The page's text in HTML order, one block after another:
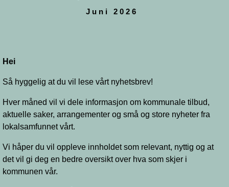
Juni 2026
Hei
Så hyggelig at du vil lese vårt nyhetsbrev!
Hver måned vil vi dele informasjon om kommunale tilbud,
aktuelle saker, arrangementer og små og store nyheter fra
lokalsamfunnet vårt.
Vi håper du vil oppleve innholdet som relevant, nyttig og at
det vil gi deg en bedre oversikt over hva som skjer i
kommunen vår.